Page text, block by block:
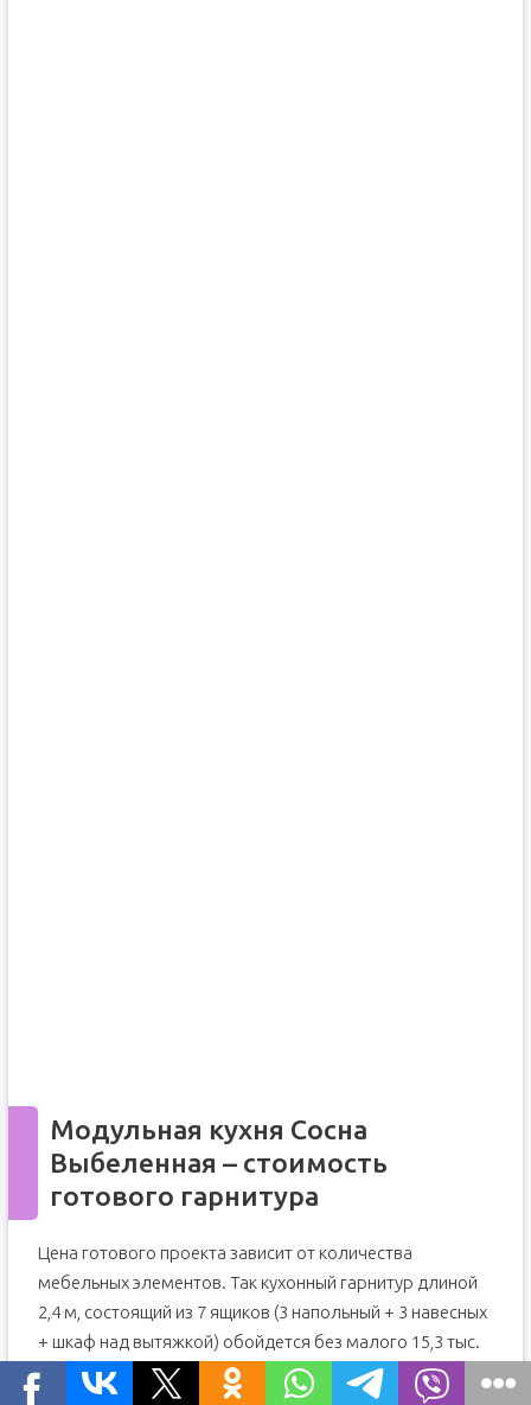
Модульная кухня Сосна
Выбеленная – стоимость
готового гарнитура
Цена готового проекта зависит от количества
мебельных элементов. Так кухонный гарнитур длиной
2,4 м, состоящий из 7 ящиков (3 напольный + 3 навесных
+ шкаф над вытяжкой) обойдется без малого 15,3 тыс.
рублей.